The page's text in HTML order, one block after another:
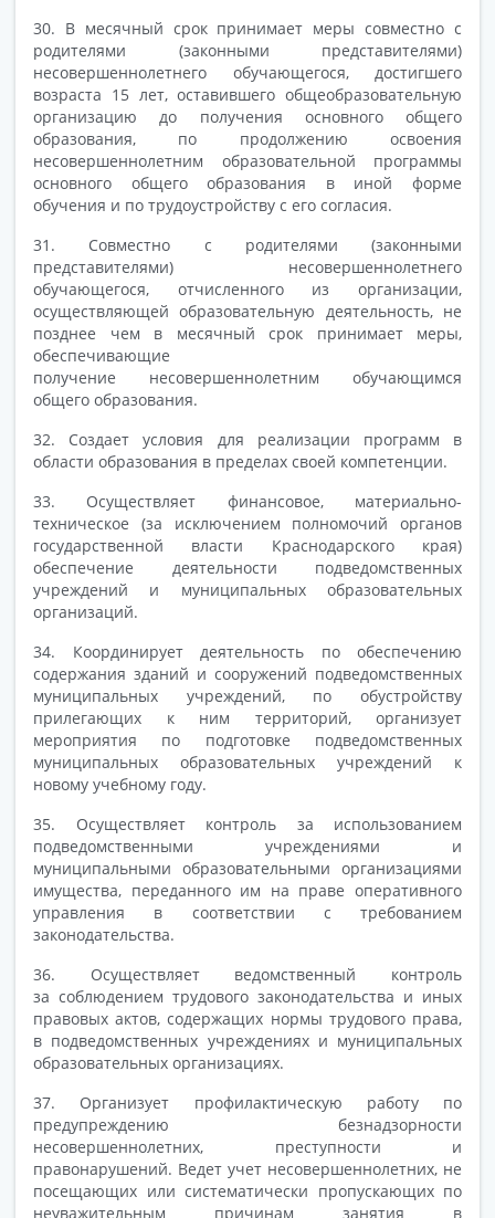
30. В месячный срок принимает меры совместно с
родителями (законными представителями)
несовершеннолетнего обучающегося, достигшего
возраста 15 лет, оставившего общеобразовательную
организацию до получения основного общего
образования, по продолжению освоения
несовершеннолетним образовательной программы
основного общего образования в иной форме
обучения и по трудоустройству с его согласия.
31. Совместно с родителями (законными
представителями) несовершеннолетнего
обучающегося, отчисленного из организации,
осуществляющей образовательную деятельность, не
позднее чем в месячный срок принимает меры,
обеспечивающие
получение несовершеннолетним обучающимся
общего образования.
32. Создает условия для реализации программ в
области образования в пределах своей компетенции.
33. Осуществляет финансовое, материально-
техническое (за исключением полномочий органов
государственной власти Краснодарского края)
обеспечение деятельности подведомственных
учреждений и муниципальных образовательных
организаций.
34. Координирует деятельность по обеспечению
содержания зданий и сооружений подведомственных
муниципальных учреждений, по обустройству
прилегающих к ним территорий, организует
мероприятия по подготовке подведомственных
муниципальных образовательных учреждений к
новому учебному году.
35. Осуществляет контроль за использованием
подведомственными учреждениями и
муниципальными образовательными организациями
имущества, переданного им на праве оперативного
управления в соответствии с требованием
законодательства.
36. Осуществляет ведомственный контроль
за соблюдением трудового законодательства и иных
правовых актов, содержащих нормы трудового права,
в подведомственных учреждениях и муниципальных
образовательных организациях.
37. Организует профилактическую работу по
предупреждению безнадзорности
несовершеннолетних, преступности и
правонарушений. Ведет учет несовершеннолетних, не
посещающих или систематически пропускающих по
неуважительным причинам занятия в